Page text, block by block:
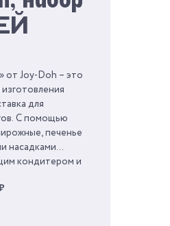
от Joy-Doh – это
для
С помощью
печенье
насадками
кондитером и